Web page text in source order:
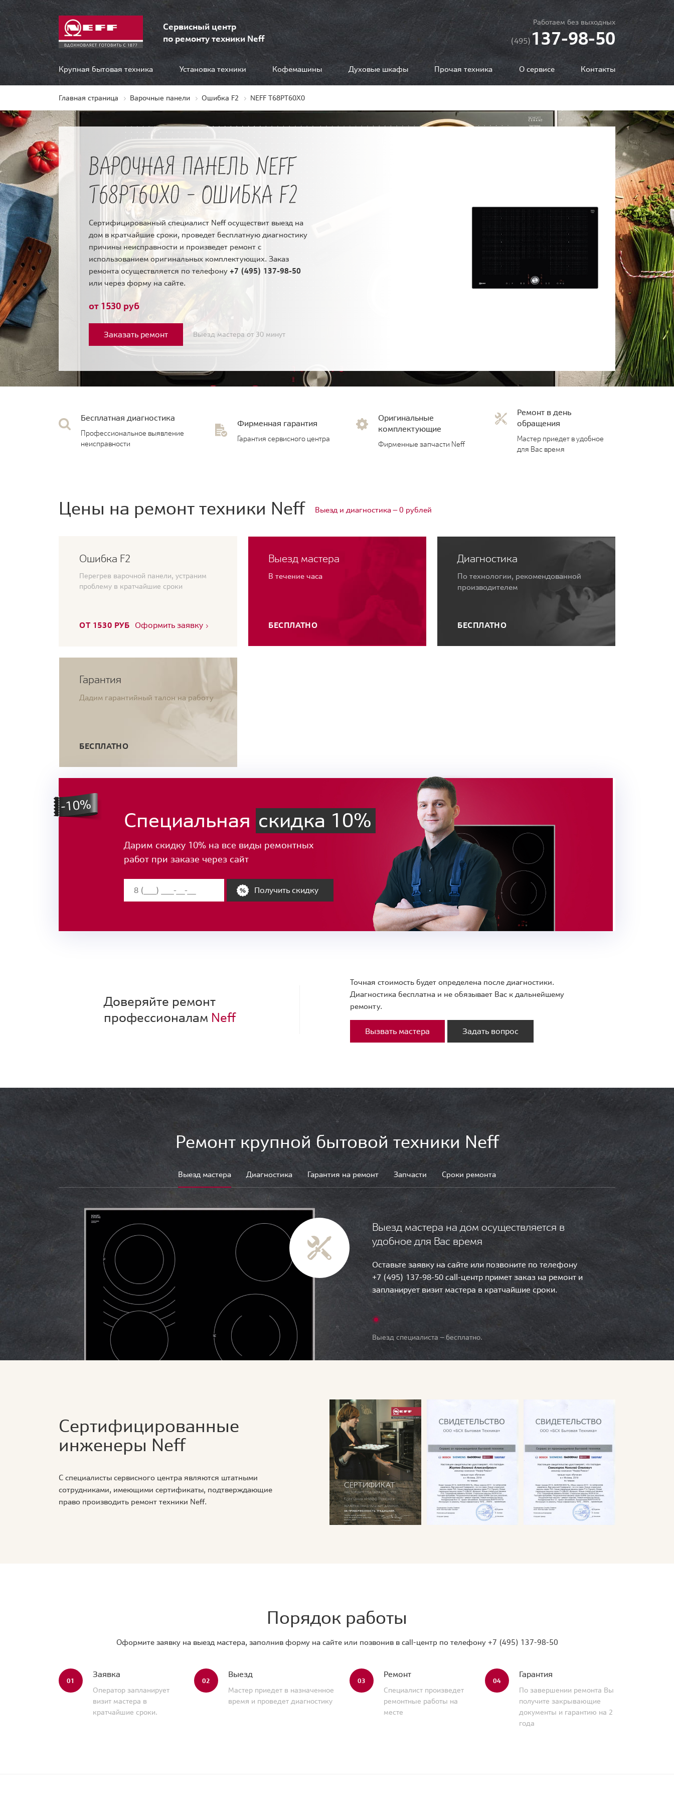
Сервисный центр
по ремонту техники Neff
Работаем без выходных
(495)137-98-50
Крупная бытовая техника Установка техники Кофемашины Духовые шкафы Прочая техника О сервисе Контакты
Главная страница Варочные панели Ошибка F2 NEFF T68PT60X0
ВАРОЧНАЯ ПАНЕЛЬ NEFF
T68PT60X0 - ОШИБКА F2
Сертифицированный специалист Neff осуществит выезд на
дом в кратчайшие сроки, проведет бесплатную диагностику
причины неисправности и произведет ремонт с
использованием оригинальных комплектующих. Заказ
ремонта осуществляется по телефону +7 (495) 137-98-50
или через форму на сайте.
от 1530 руб
Заказать ремонт Выезд мастера от 30 минут
Бесплатная диагностика
Профессиональное выявление
неисправности
Фирменная гарантия
Гарантия сервисного центра
Оригинальные
комплектующие
Фирменные запчасти Neff
Ремонт в день
обращения
Мастер приедет в удобное
для Вас время
Цены на ремонт техники Neff Выезд и диагностика — 0 рублей
Ошибка F2
Перегрев варочной панели, устраним
проблему в кратчайшие сроки
ОТ 1530 РУБ Оформить заявку
Выезд мастера
В течение часа
БЕСПЛАТНО
Диагностика
По технологии, рекомендованной
производителем
БЕСПЛАТНО
Гарантия
Дадим гарантийный талон на работу
БЕСПЛАТНО
Специальная скидка 10%
Дарим скидку 10% на все виды ремонтных
работ при заказе через сайт
Получить скидку
Доверяйте ремонт
профессионалам Neff
Точная стоимость будет определена после диагностики.
Диагностика бесплатна и не обязывает Вас к дальнейшему
ремонту.
Вызвать мастера Задать вопрос
Ремонт крупной бытовой техники Neff
Выезд мастера Диагностика Гарантия на ремонт Запчасти Сроки ремонта
Выезд мастера на дом осуществляется в
удобное для Вас время
Оставьте заявку на сайте или позвоните по телефону
+7 (495) 137-98-50 call-центр примет заказ на ремонт и
запланирует визит мастера в кратчайшие сроки.
Выезд специалиста — бесплатно.
Сертифицированные
инженеры Neff
С специалисты сервисного центра являются штатными
сотрудниками, имеющими сертификаты, подтверждающие
право производить ремонт техники Neff.
Порядок работы
Оформите заявку на выезд мастера, заполнив форму на сайте или позвонив в call-центр по телефону +7 (495) 137-98-50
01
Заявка
Оператор запланирует
визит мастера в
кратчайшие сроки.
02
Выезд
Мастер приедет в назначенное
время и проведет диагностику
03
Ремонт
Специалист произведет
ремонтные работы на
месте
04
Гарантия
По завершении ремонта Вы
получите закрывающие
документы и гарантию на 2
года